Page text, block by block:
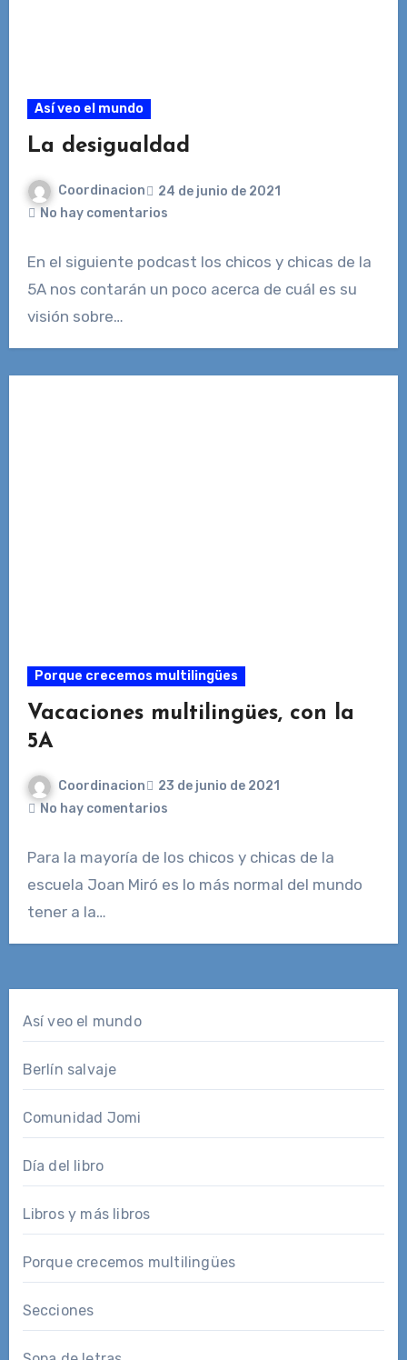
Así veo el mundo
La desigualdad
Coordinacion
24 de junio de 2021
No hay comentarios
En el siguiente podcast los chicos y chicas de la
5A nos contarán un poco acerca de cuál es su
visión sobre…
Porque crecemos multilingües
Vacaciones multilingües, con la
5A
Coordinacion
23 de junio de 2021
No hay comentarios
Para la mayoría de los chicos y chicas de la
escuela Joan Miró es lo más normal del mundo
tener a la…
Así veo el mundo
Berlín salvaje
Comunidad Jomi
Día del libro
Libros y más libros
Porque crecemos multilingües
Secciones